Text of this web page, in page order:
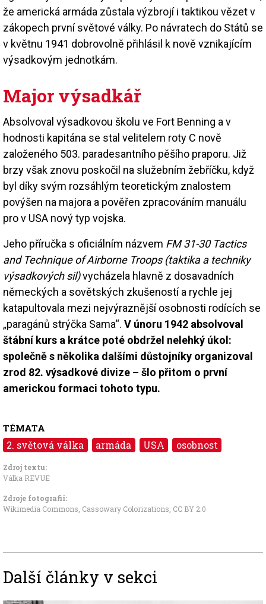
že americká armáda zůstala výzbrojí i taktikou vězet v
zákopech první světové války. Po návratech do Států se
v květnu 1941 dobrovolně přihlásil k nově vznikajícím
výsadkovým jednotkám.
Major výsadkář
Absolvoval výsadkovou školu ve Fort Benning a v
hodnosti kapitána se stal velitelem roty C nově
založeného 503. paradesantního pěšího praporu. Již
brzy však znovu poskočil na služebním žebříčku, když
byl díky svým rozsáhlým teoretickým znalostem
povýšen na majora a pověřen zpracováním manuálu
pro v USA nový typ vojska.
Jeho příručka s oficiálním názvem FM 31-30 Tactics
and Technique of Airborne Troops (taktika a techniky
výsadkových sil)vycházela hlavně z dosavadních
německých a sovětských zkušeností a rychle jej
katapultovala mezi nejvýraznější osobnosti rodících se
„paragánů strýčka Sama“. V únoru 1942 absolvoval
štábní kurs a krátce poté obdržel nelehký úkol:
společně s několika dalšími důstojníky organizoval
zrod 82. výsadkové divize – šlo přitom o první
americkou formaci tohoto typu.
TÉMATA
2. světová válka armáda USA osobnost
Zdroj textu:
Válka REVUE
Zdroje fotografii:
Wikimedia Commons, Cassowary Colorizations CC BY 2.0
Další články v sekci